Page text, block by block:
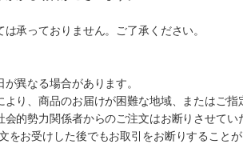
承っておりません。ご了承ください。
異なる場合があります。
り、商品のお届けが困難な地域、またはご指
的勢力関係者からのご注文はお断りさせて
お受けした後でもお取引をお断りすること